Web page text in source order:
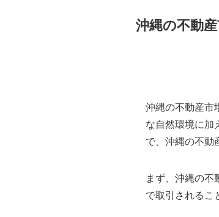
沖縄の不動
沖縄の不動産市
な自然環境に加
で、沖縄の不動
まず、沖縄の不
で取引されるこ